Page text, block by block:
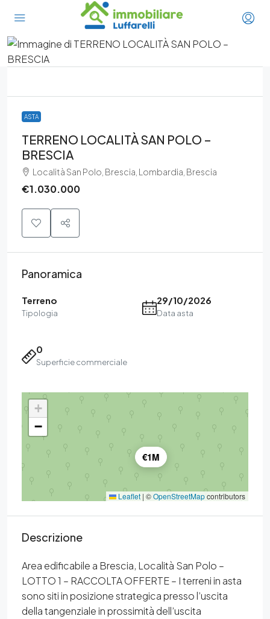
ASTA
TERRENO LOCALITÀ SAN POLO –
BRESCIA
Località San Polo, Brescia, Lombardia, Brescia
€1.030.000
Panoramica
Terreno
Tipologia
29/10/2026
Data asta
0
Superficie commerciale
€1M
+
−
Leaflet | ©OpenStreetMapcontributors
Descrizione
Area edificabile a Brescia, Località San Polo –
LOTTO 1 – RACCOLTA OFFERTE – I terreni in asta
sono siti in posizione strategica presso l’uscita
della tangenziale in prossimità dell’uscita